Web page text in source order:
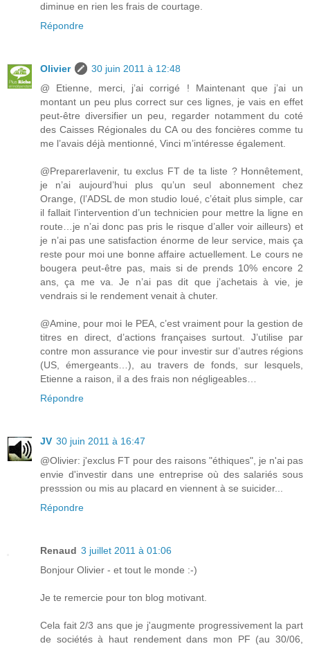
diminue en rien les frais de courtage.
Répondre
Olivier
30 juin 2011 à 12:48
@ Etienne, merci, j’ai corrigé ! Maintenant que j’ai un
montant un peu plus correct sur ces lignes, je vais en effet
peut-être diversifier un peu, regarder notamment du coté
des Caisses Régionales du CA ou des foncières comme tu
me l’avais déjà mentionné, Vinci m’intéresse également.
@Preparerlavenir, tu exclus FT de ta liste ? Honnêtement,
je n’ai aujourd’hui plus qu’un seul abonnement chez
Orange, (l’ADSL de mon studio loué, c’était plus simple, car
il fallait l’intervention d’un technicien pour mettre la ligne en
route…je n’ai donc pas pris le risque d’aller voir ailleurs) et
je n’ai pas une satisfaction énorme de leur service, mais ça
reste pour moi une bonne affaire actuellement. Le cours ne
bougera peut-être pas, mais si de prends 10% encore 2
ans, ça me va. Je n’ai pas dit que j’achetais à vie, je
vendrais si le rendement venait à chuter.
@Amine, pour moi le PEA, c’est vraiment pour la gestion de
titres en direct, d’actions françaises surtout. J’utilise par
contre mon assurance vie pour investir sur d’autres régions
(US, émergeants…), au travers de fonds, sur lesquels,
Etienne a raison, il a des frais non négligeables…
Répondre
JV 30 juin 2011 à 16:47
@Olivier: j'exclus FT pour des raisons "éthiques", je n'ai pas
envie d'investir dans une entreprise où des salariés sous
presssion ou mis au placard en viennent à se suicider...
Répondre
Renaud 3 juillet 2011 à 01:06
Bonjour Olivier - et tout le monde :-)
Je te remercie pour ton blog motivant.
Cela fait 2/3 ans que je j'augmente progressivement la part
de sociétés à haut rendement dans mon PF (au 30/06,